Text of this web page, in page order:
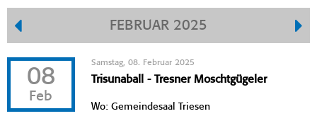
FEBRUAR 2025
08
Feb
Samstag, 08. Februar 2025
Trisunaball - Tresner Moschtgügeler
Wo: Gemeindesaal Triesen